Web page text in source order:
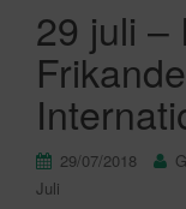
29 juli –
29/07/2018
Juli